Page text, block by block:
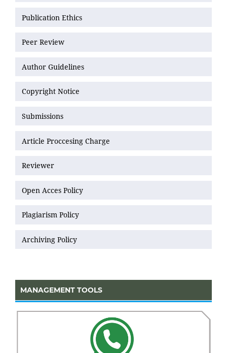
Publication Ethics
Peer Review
Author Guidelines
Copyright Notice
Submissions
Article Proccesing Charge
Reviewer
Open Acces Policy
Plagiarism Policy
Archiving Policy
MANAGEMENT TOOLS